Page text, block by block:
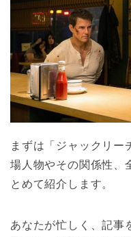
まずは「ジャックリ
場人物やその関係性、
とめて紹介します。
あなたが忙しく、記事